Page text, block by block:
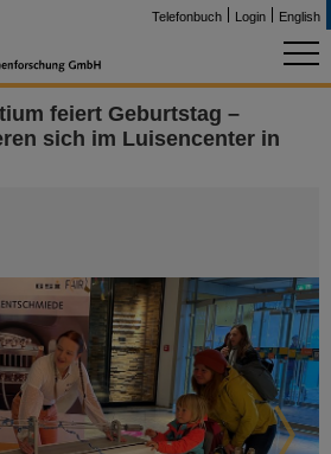
Telefonbuch Login English
feiert Geburtstag –
sich im Luisencenter in